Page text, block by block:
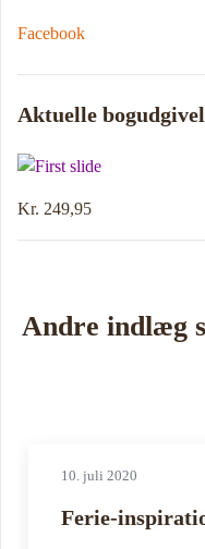
Facebook
Aktuelle
Andre indlæg
10. juli 2020
Ferie-